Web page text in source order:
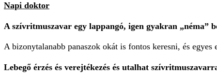
Napi doktor
A szívritmuszavar egy lappangó, igen gyakran „néma”
A bizonytalanabb panaszok okát is fontos keresni, és
Lebegő érzés és verejtékezés és utalhat